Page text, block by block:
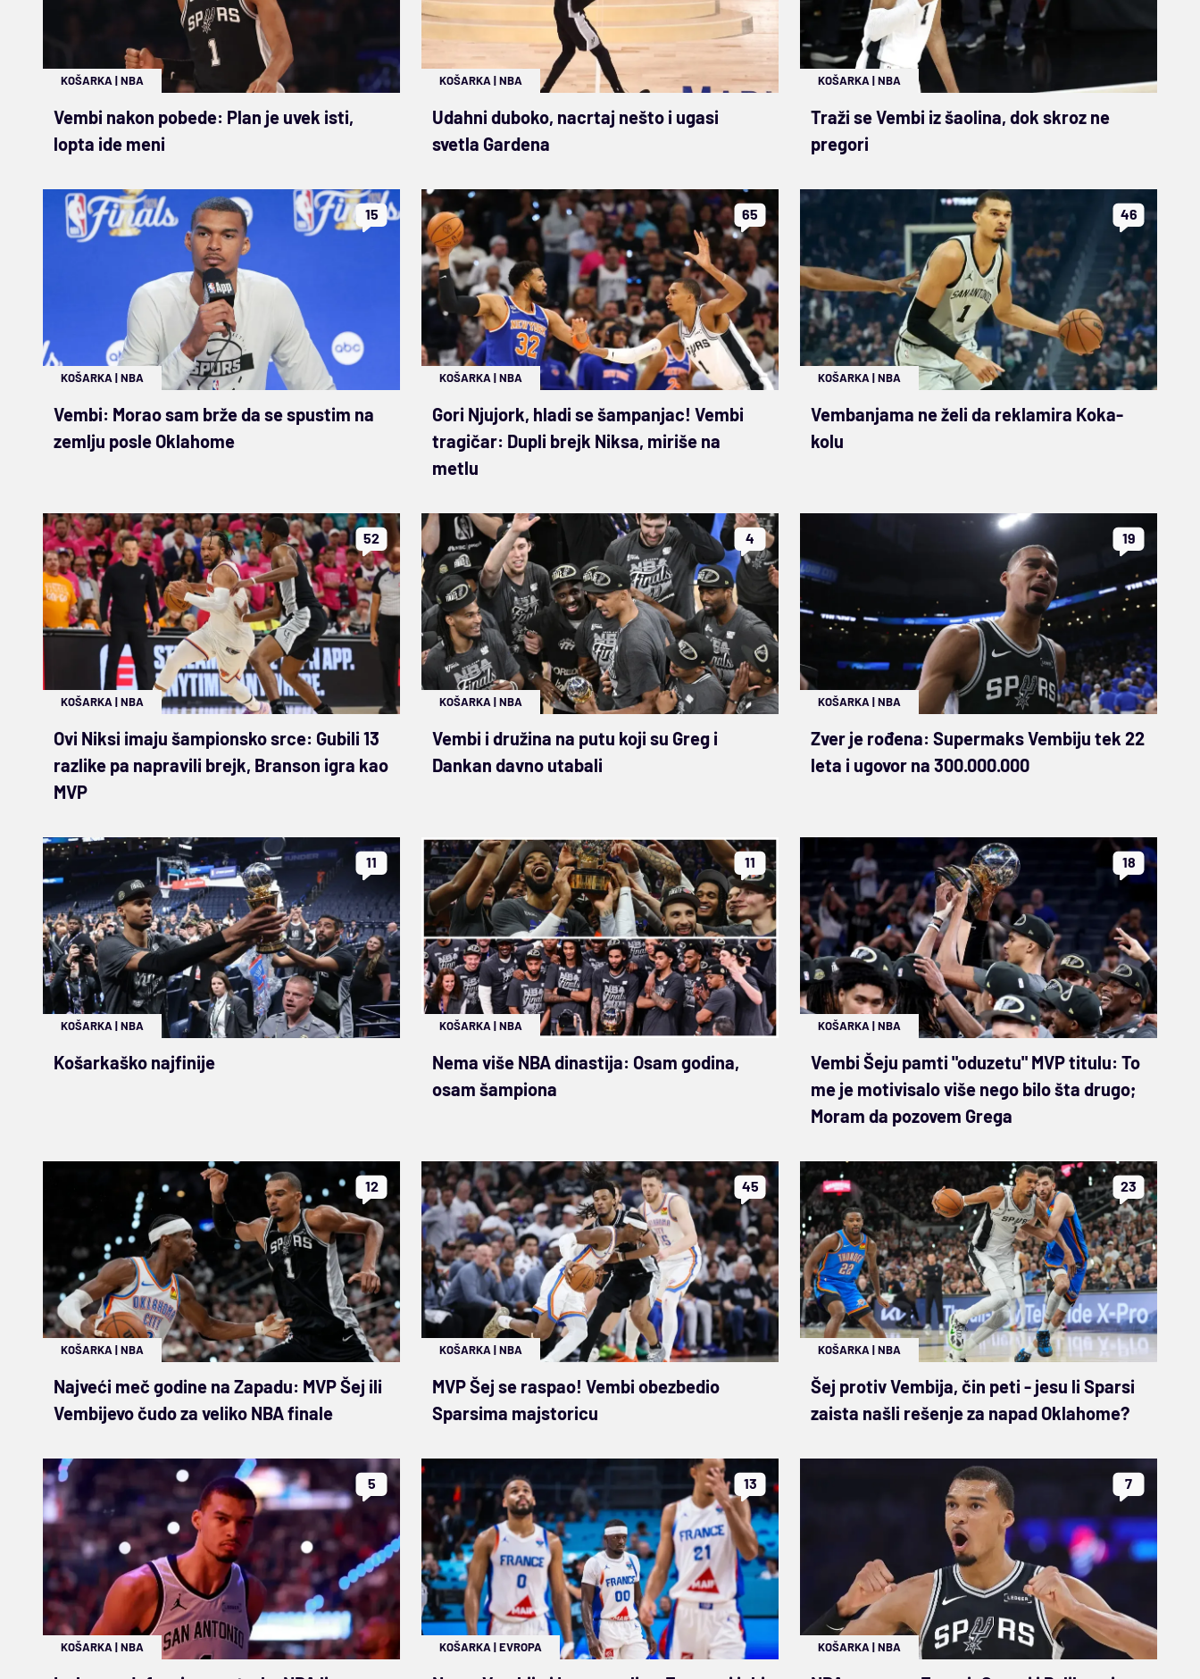
KOŠARKA |NBA
Vembi nakon pobede: Plan je uvek isti,
lopta ide meni
KOŠARKA |NBA
Udahni duboko, nacrtaj nešto i ugasi
svetla Gardena
KOŠARKA |NBA
Traži se Vembi iz šaolina, dok skroz ne
pregori
15
KOŠARKA |NBA
Vembi: Morao sam brže da se spustim na
zemlju posle Oklahome
65
KOŠARKA |NBA
Gori Njujork, hladi se šampanjac! Vembi
tragičar: Dupli brejk Niksa, miriše na
metlu
46
KOŠARKA |NBA
Vembanjama ne želi da reklamira Koka-
kolu
52
KOŠARKA |NBA
Ovi Niksi imaju šampionsko srce: Gubili 13
razlike pa napravili brejk, Branson igra kao
MVP
4
KOŠARKA |NBA
Vembi i družina na putu koji su Greg i
Dankan davno utabali
19
KOŠARKA |NBA
Zver je rođena: Supermaks Vembiju tek 22
leta i ugovor na 300.000.000
11
KOŠARKA |NBA
Košarkaško najfinije
11
KOŠARKA |NBA
Nema više NBA dinastija: Osam godina,
osam šampiona
18
KOŠARKA |NBA
Vembi Šeju pamti "oduzetu" MVP titulu: To
me je motivisalo više nego bilo šta drugo;
Moram da pozovem Grega
12
KOŠARKA |NBA
Najveći meč godine na Zapadu: MVP Šej ili
Vembijevo čudo za veliko NBA finale
45
KOŠARKA |NBA
MVP Šej se raspao! Vembi obezbedio
Sparsima majstoricu
23
KOŠARKA |NBA
Šej protiv Vembija, čin peti - jesu li Sparsi
zaista našli rešenje za napad Oklahome?
5
KOŠARKA |NBA
13
KOŠARKA |EVROPA
7
KOŠARKA |NBA